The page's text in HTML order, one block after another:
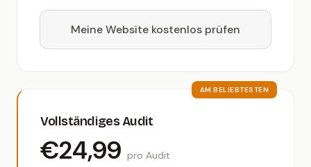
Meine Website kostenlos prüfen
AM BELIEBTESTEN
Vollständiges Audit
€24,99 pro Audit